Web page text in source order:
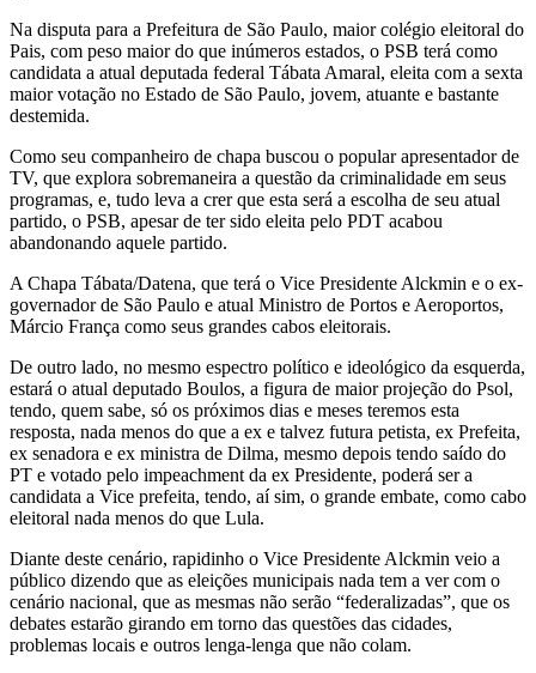
Na disputa para a Prefeitura de São Paulo, maior colégio eleitoral do
Pais, com peso maior do que inúmeros estados, o PSB terá como
candidata a atual deputada federal Tábata Amaral, eleita com a sexta
maior votação no Estado de São Paulo, jovem, atuante e bastante
destemida.
Como seu companheiro de chapa buscou o popular apresentador de
TV, que explora sobremaneira a questão da criminalidade em seus
programas, e, tudo leva a crer que esta será a escolha de seu atual
partido, o PSB, apesar de ter sido eleita pelo PDT acabou
abandonando aquele partido.
A Chapa Tábata/Datena, que terá o Vice Presidente Alckmin e o ex-
governador de São Paulo e atual Ministro de Portos e Aeroportos,
Márcio França como seus grandes cabos eleitorais.
De outro lado, no mesmo espectro político e ideológico da esquerda,
estará o atual deputado Boulos, a figura de maior projeção do Psol,
tendo, quem sabe, só os próximos dias e meses teremos esta
resposta, nada menos do que a ex e talvez futura petista, ex Prefeita,
ex senadora e ex ministra de Dilma, mesmo depois tendo saído do
PT e votado pelo impeachment da ex Presidente, poderá ser a
candidata a Vice prefeita, tendo, aí sim, o grande embate, como cabo
eleitoral nada menos do que Lula.
Diante deste cenário, rapidinho o Vice Presidente Alckmin veio a
público dizendo que as eleições municipais nada tem a ver com o
cenário nacional, que as mesmas não serão “federalizadas”, que os
debates estarão girando em torno das questões das cidades,
problemas locais e outros lenga-lenga que não colam.